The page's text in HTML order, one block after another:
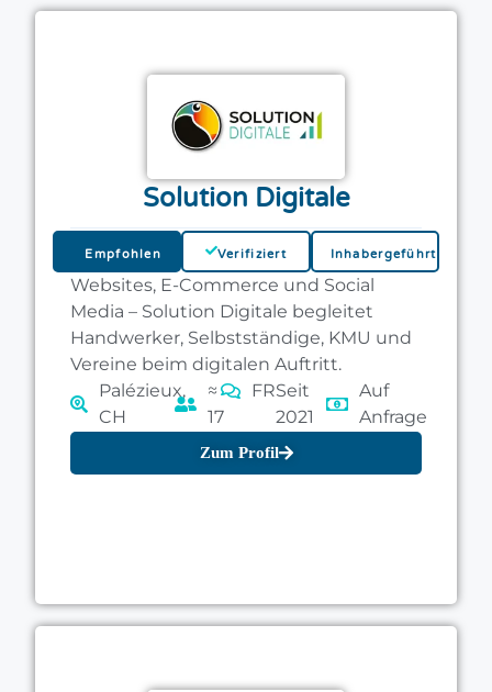
Solution Digitale
Empfohlen Verifiziert Inhabergeführt
Websites, E-Commerce und Social
Media – Solution Digitale begleitet
Handwerker, Selbstständige, KMU und
Vereine beim digitalen Auftritt.
Palézieux,
CH
≈
17
FRSeit
2021
Auf
Anfrage
Zum Profil